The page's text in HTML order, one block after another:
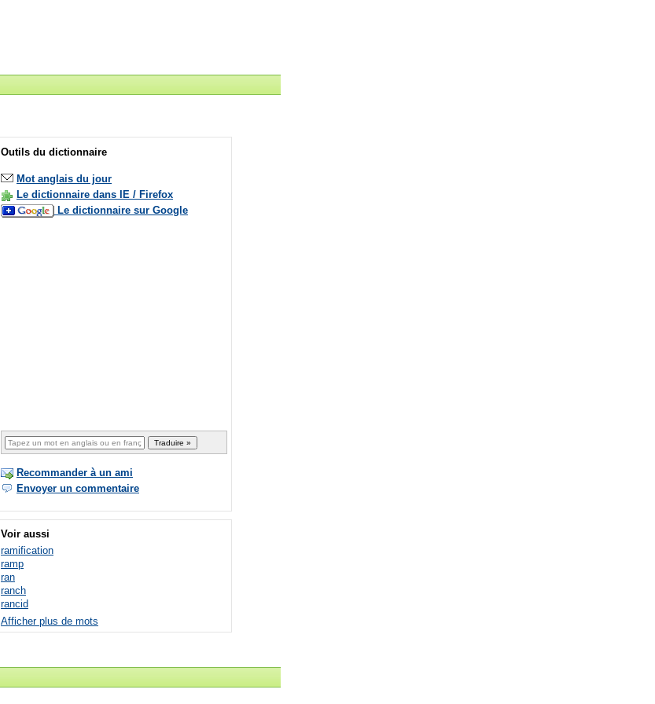
Outils du dictionnaire
Mot anglais du jour
Le dictionnaire dans IE / Firefox
Le dictionnaire sur Google
Recommander à un ami
Envoyer un commentaire
Voir aussi
ramification
ramp
ran
ranch
rancid
Afficher plus de mots